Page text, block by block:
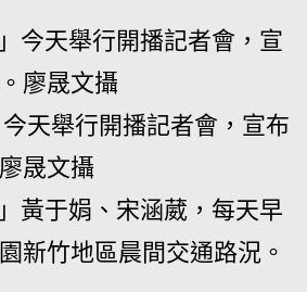
今天舉行開播記者會，宣布
晟文攝